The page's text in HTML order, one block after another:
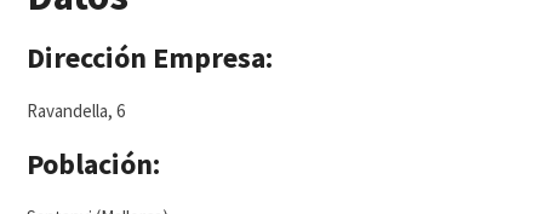
Dirección Empresa:
Ravandella, 6
Población: